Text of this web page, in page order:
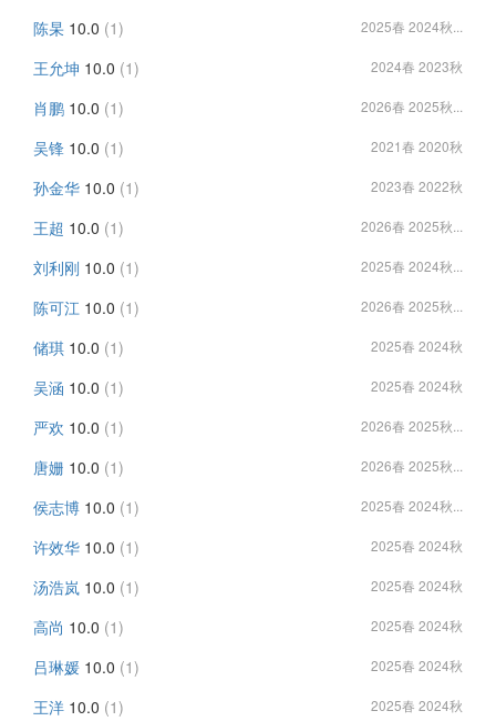
陈杲 10.0 (1) 2025春 2024秋...
王允坤 10.0 (1) 2024春 2023秋
肖鹏 10.0 (1) 2026春 2025秋...
吴锋 10.0 (1) 2021春 2020秋
孙金华 10.0 (1) 2023春 2022秋
王超 10.0 (1) 2026春 2025秋...
刘利刚 10.0 (1) 2025春 2024秋...
陈可江 10.0 (1) 2026春 2025秋...
储琪 10.0 (1) 2025春 2024秋
吴涵 10.0 (1) 2025春 2024秋
严欢 10.0 (1) 2026春 2025秋...
唐姗 10.0 (1) 2026春 2025秋...
侯志博 10.0 (1) 2025春 2024秋...
许效华 10.0 (1) 2025春 2024秋
汤浩岚 10.0 (1) 2025春 2024秋
高尚 10.0 (1) 2025春 2024秋
吕琳媛 10.0 (1) 2025春 2024秋
王洋 10.0 (1) 2025春 2024秋